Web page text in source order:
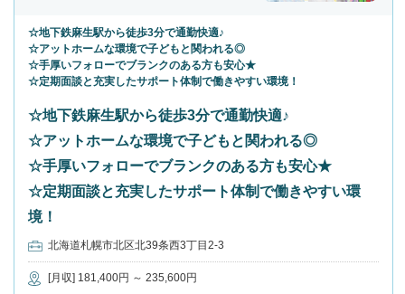
☆地下鉄麻生駅から徒歩3分で通勤快適♪
☆アットホームな環境で子どもと関われる◎
☆手厚いフォローでブランクのある方も安心★
☆定期面談と充実したサポート体制で働きやすい環境！
☆地下鉄麻生駅から徒歩3分で通勤快適♪
☆アットホームな環境で子どもと関われる◎
☆手厚いフォローでブランクのある方も安心★
☆定期面談と充実したサポート体制で働きやすい環
境！
北海道札幌市北区北39条西3丁目2-3
[月収] 181,400円 ～ 235,600円